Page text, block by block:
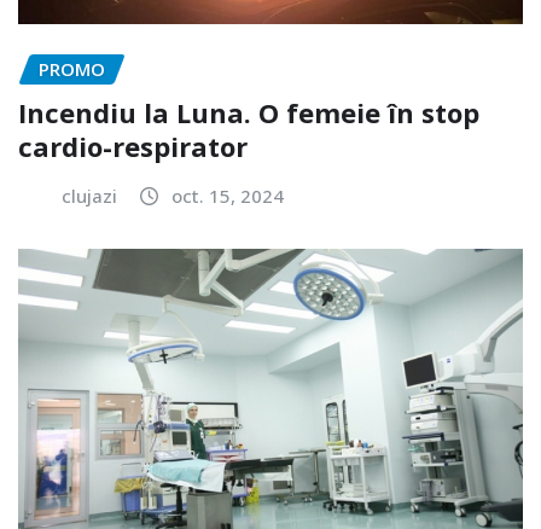
PROMO
Incendiu la Luna. O femeie în stop
cardio-respirator
clujazi oct. 15, 2024